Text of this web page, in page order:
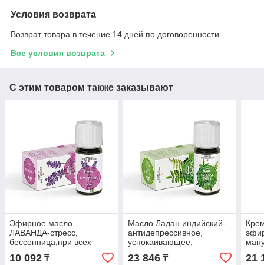
Условия возврата
Возврат товара в течение 14 дней по договоренности
Все условия возврата
С этим товаром также заказывают
Эфирное масло
ЛАВАНДА-стресс,
бессонница,при всех
кожных заболеваниях
10 092 ₸
Масло Ладан индийский-
антидепрессивное,
успокаивающее,
расслабляющее.
23 846₸ 21